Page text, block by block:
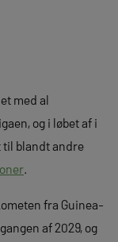
med al
og i løbet af i
til blandt andre
.
fra Guinea-
af 2029, og